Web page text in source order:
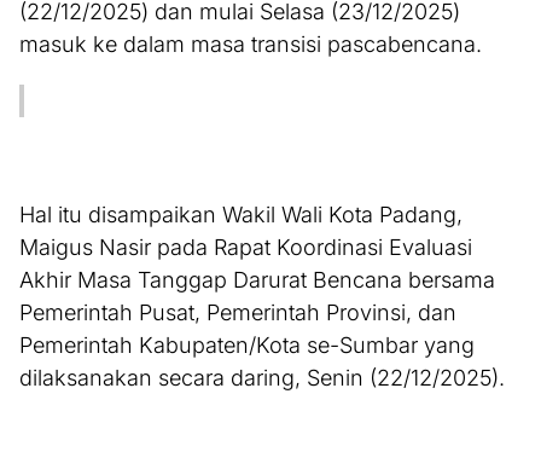
(22/12/2025) dan mulai Selasa (23/12/2025)
masuk ke dalam masa transisi pascabencana.
Hal itu disampaikan Wakil Wali Kota Padang,
Maigus Nasir pada Rapat Koordinasi Evaluasi
Akhir Masa Tanggap Darurat Bencana bersama
Pemerintah Pusat, Pemerintah Provinsi, dan
Pemerintah Kabupaten/Kota se-Sumbar yang
dilaksanakan secara daring, Senin (22/12/2025).